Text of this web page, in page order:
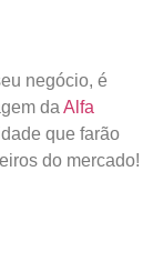
negócio, é
da Alfa
que farão
do mercado!